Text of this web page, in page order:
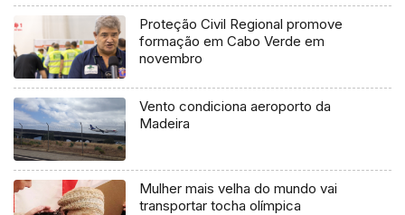
Proteção Civil Regional promove
formação em Cabo Verde em
novembro
Vento condiciona aeroporto da
Madeira
Mulher mais velha do mundo vai
transportar tocha olímpica